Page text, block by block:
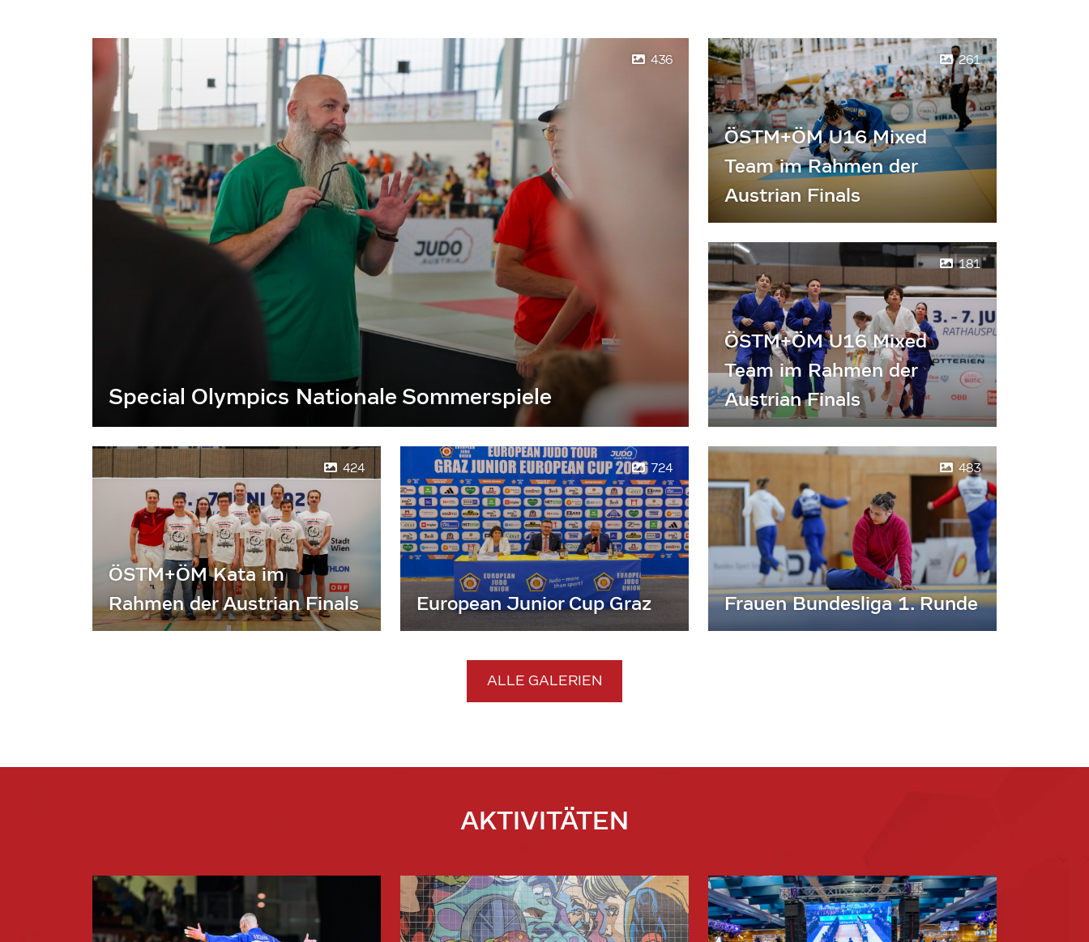
436
Special Olympics Nationale Sommerspiele
261
ÖSTM+ÖM U16 Mixed
Team im Rahmen der
Austrian Finals
181
ÖSTM+ÖM U16 Mixed
Team im Rahmen der
Austrian Finals
424
ÖSTM+ÖM Kata im
Rahmen der Austrian Finals
724
European Junior Cup Graz
483
Frauen Bundesliga 1. Runde
ALLE GALERIEN
AKTIVITÄTEN